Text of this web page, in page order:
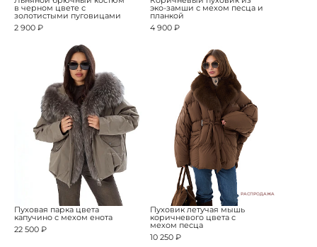
в черном цвете с
золотистыми пуговицами
2 900 ₽
эко-замши с мехом песца и
планкой
4 900 ₽
Пуховая парка цвета
капучино с мехом енота
22 500 ₽
РАСПРОДАЖА
Пуховик летучая мышь
коричневого цвета с
мехом песца
10 250 ₽